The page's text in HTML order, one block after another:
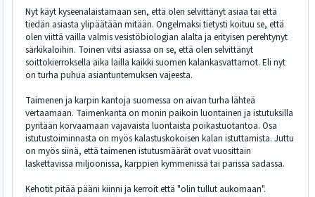
Nyt käyt kyseenalaistamaan sen, että olen selvittänyt asiaa tai että
tiedän asiasta ylipäätään mitään. Ongelmaksi tietysti koituu se, että
olen viittä vailla valmis vesistöbiologian alalta ja erityisen perehtynyt
särkikaloihin. Toinen vitsi asiassa on se, että olen selvittänyt
soittokierroksella aika lailla kaikki suomen kalankasvattamot. Eli nyt
on turha puhua asiantuntemuksen vajeesta.
Taimenen ja karpin kantoja suomessa on aivan turha lähteä
vertaamaan. Taimenkanta on monin paikoin luontainen ja istutuksilla
pyritään korvaamaan vajavaista luontaista poikastuotantoa. Osa
istutustoiminnasta on myös kalastuskokoisen kalan istuttamista. Juttu
on myös siinä, että taimenen istutusmäärät ovat vuosittain
laskettavissa miljoonissa, karppien kymmenissä tai parissa sadassa.
Kehotit pitää pääni kiinni ja kerroit että "olin tullut aukomaan".